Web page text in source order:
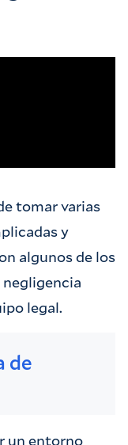
tomar varias
y
algunos de los
legal.
de
un entorno